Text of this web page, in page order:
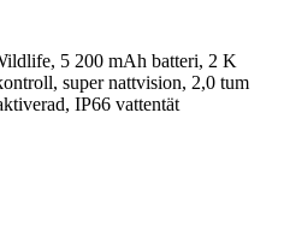
5 200 mAh batteri, 2 K
super nattvision, 2,0 tum
IP66 vattentät